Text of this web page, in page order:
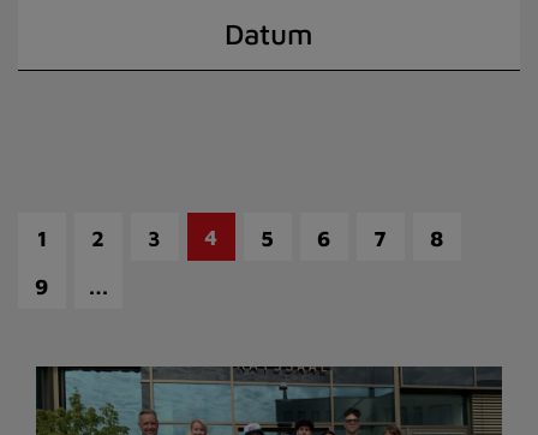
Datum
1 2 3 4 5 6 7
8
9
…